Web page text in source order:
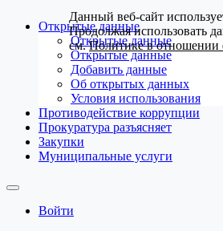
Открытые данные
Открытые данные
Открытые данные
Добавить данные
Об открытых данных
Условия использования
Противодействие коррупции
Прокуратура разъясняет
Закупки
Муниципальные услуги
Войти
Данный веб-сайт
Продолжая использовать
см.Политике в отношении